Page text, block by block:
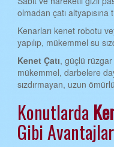
ÇANAKKALE KENET
ÇANKIRI KENET ÇATI
ÇORUM KENET ÇATI
DENİZLİ KENET ÇATI
EDİRNE KENET ÇATI
ELAZIĞ KENET ÇATI
olmadan çatı altyapısına
Kenarları kenet robotu
yapılıp, mükemmel su
Kenet Çatı, güçlü rüzgar
mükemmel, darbelere
sızdırmayan, uzun
Konutlarda
Gibi